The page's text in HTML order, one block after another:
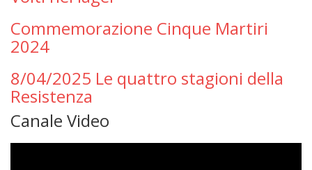
Commemorazione Cinque Martiri
2024
8/04/2025 Le quattro stagioni della
Resistenza
Canale Video